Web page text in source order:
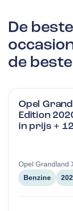
De beste
de
Opel
Edition
in prijs +
Opel Grandland
Benzine